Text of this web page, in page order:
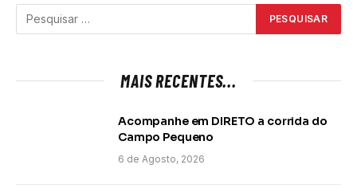
MAIS RECENTES...
Acompanhe em DIRETO a corrida do
Campo Pequeno
6 de Agosto, 2026